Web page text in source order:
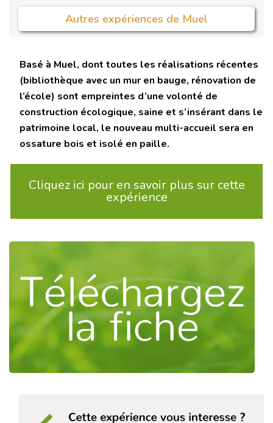
Autres expériences de Muel
Basé à Muel, dont toutes les réalisations récentes
(bibliothèque avec un mur en bauge, rénovation de
l’école) sont empreintes d’une volonté de
construction écologique, saine et s’insérant dans le
patrimoine local, le nouveau multi-accueil sera en
ossature bois et isolé en paille.
Cliquez ici pour en savoir plus sur cette
expérience